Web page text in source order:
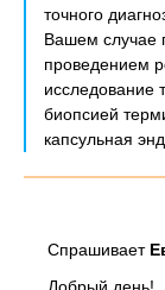
точного
Вашем случае
проведением
исследование
биопсией
капсульная
Спрашивает